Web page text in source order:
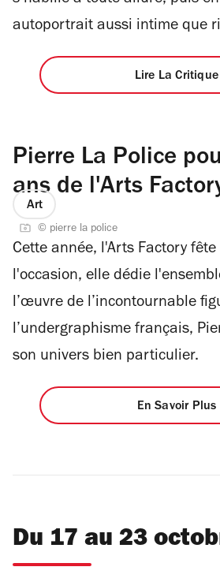
autoportrait aussi intime que
Lire La Critique
Pierre La Police
ans de l'Arts
Art
© pierre la police
Cette année, l'Arts Factory
l'occasion, elle dédie
l’œuvre de l’incontournable
l’undergraphisme français,
son univers bien particulier.
En Savoir Plus
Du 17 au 23